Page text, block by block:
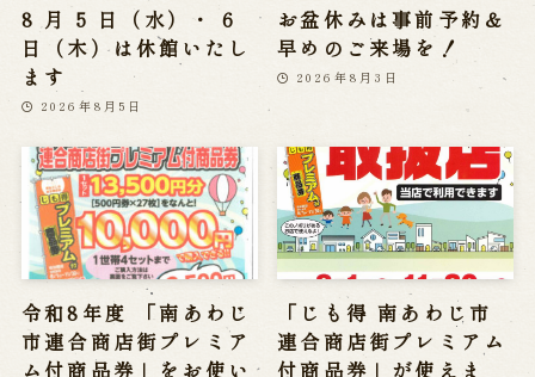
8 月 5 日（水）・ 6
日（木）は休館いたし
ます
2026年8月5日
お盆休みは事前予約＆
早めのご来場を！
2026年8月3日
令和8年度 「南あわじ
市連合商店街プレミア
ム付商品券」をお使い
「じも得 南あわじ市
連合商店街プレミアム
付商品券」が使えま